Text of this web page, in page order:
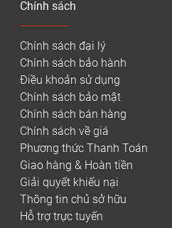
Chính sách
Chính sách đại lý
Chính sách bảo hành
Điều khoản sử dụng
Chính sách bảo mật
Chính sách bán hàng
Chính sách về giá
Phương thức Thanh Toán
Giao hàng & Hoàn tiền
Giải quyết khiếu nại
Thông tin chủ sở hữu
Hỗ trợ trực tuyến